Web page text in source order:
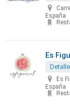
España
Es
Es
España